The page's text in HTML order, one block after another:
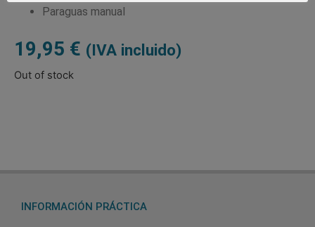
Paraguas manual
19,95 € (IVA incluido)
Out of stock
INFORMACIÓN PRÁCTICA